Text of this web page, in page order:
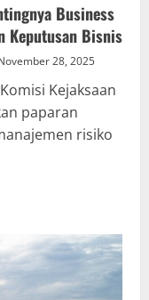
Business
Keputusan Bisnis
28, 2025
Kejaksaan
paparan
risiko